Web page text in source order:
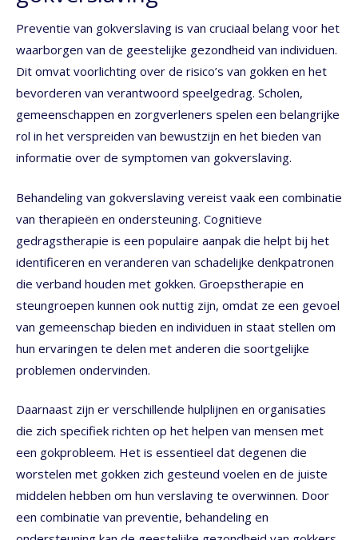
Preventie van gokverslaving is van cruciaal belang voor het
waarborgen van de geestelijke gezondheid van individuen.
Dit omvat voorlichting over de risico’s van gokken en het
bevorderen van verantwoord speelgedrag. Scholen,
gemeenschappen en zorgverleners spelen een belangrijke
rol in het verspreiden van bewustzijn en het bieden van
informatie over de symptomen van gokverslaving.
Behandeling van gokverslaving vereist vaak een combinatie
van therapieën en ondersteuning. Cognitieve
gedragstherapie is een populaire aanpak die helpt bij het
identificeren en veranderen van schadelijke denkpatronen
die verband houden met gokken. Groepstherapie en
steungroepen kunnen ook nuttig zijn, omdat ze een gevoel
van gemeenschap bieden en individuen in staat stellen om
hun ervaringen te delen met anderen die soortgelijke
problemen ondervinden.
Daarnaast zijn er verschillende hulplijnen en organisaties
die zich specifiek richten op het helpen van mensen met
een gokprobleem. Het is essentieel dat degenen die
worstelen met gokken zich gesteund voelen en de juiste
middelen hebben om hun verslaving te overwinnen. Door
een combinatie van preventie, behandeling en